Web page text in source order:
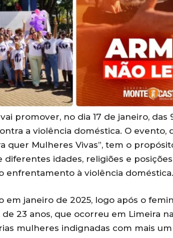
promover, no dia 17 de janeiro, das
a violência doméstica. O evento,
quer Mulheres Vivas”, tem o
idades, religiões e
enfrentamento à violência doméstica.
em janeiro de 2025, logo após o
de 23 anos, que ocorreu em Limeira
mulheres indignadas com mais